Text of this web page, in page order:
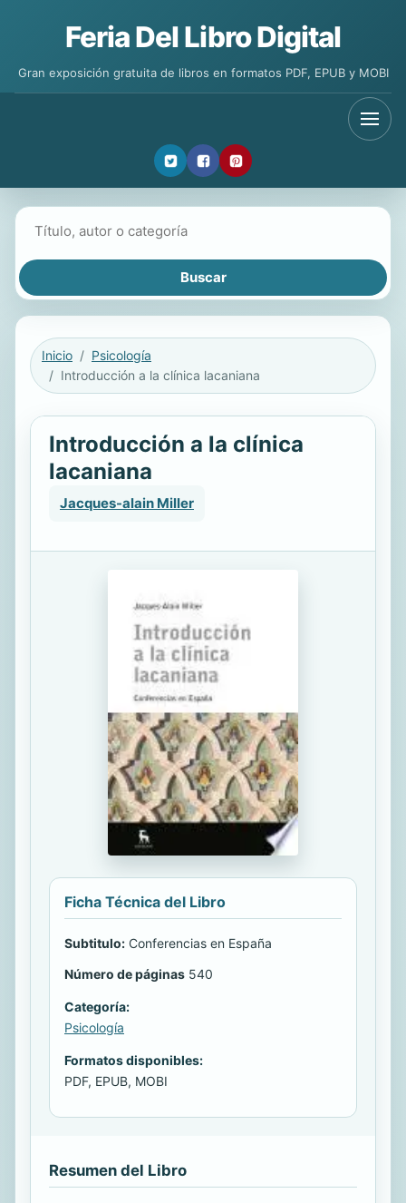
Feria Del Libro Digital
Gran exposición gratuita de libros en formatos PDF, EPUB y MOBI
Inicio
Psicología
Introducción a la clínica lacaniana
Introducción a la clínica
lacaniana
Jacques-alain Miller
Ficha Técnica del Libro
Subtitulo: Conferencias en España
Número de páginas 540
Categoría:
Psicología
Formatos disponibles:
PDF, EPUB, MOBI
Resumen del Libro